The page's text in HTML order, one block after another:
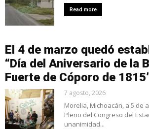
Read more
El 4 de marzo quedó
“Día del Aniversario de la
Fuerte de Cóporo de
7 agosto, 2026
Morelia, Michoacán, a 5 de
Pleno del Congreso del
unanimidad...